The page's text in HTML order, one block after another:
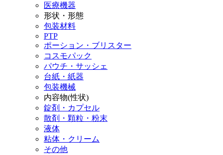
医療機器
形状・形態
包装材料
PTP
ポーション・ブリスター
コスモパック
パウチ・サッシェ
台紙・紙器
包装機械
内容物(性状)
錠剤・カプセル
散剤・顆粒・粉末
液体
粘体・クリーム
その他